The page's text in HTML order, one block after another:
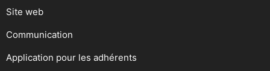
Site web
Communication
Application pour les adhérents